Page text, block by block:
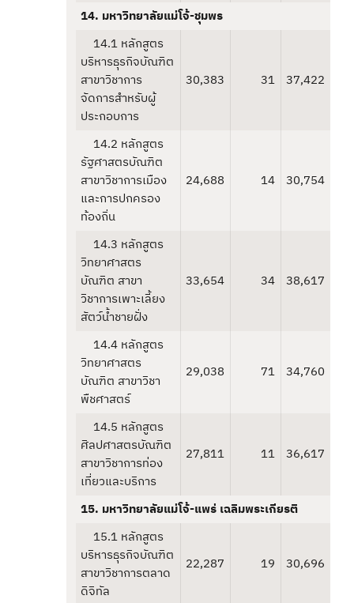
14. มหาวิทยาลัยแม่โจ้-ชุมพร
14.1 หลักสูตร
บริหารธุรกิจบัณฑิต
สาขาวิชาการ
จัดการสำหรับผู้
ประกอบการ
30,383 31 37,422
14.2 หลักสูตร
รัฐศาสตรบัณฑิต
สาขาวิชาการเมือง
และการปกครอง
ท้องถิ่น
24,688 14 30,754
14.3 หลักสูตร
วิทยาศาสตร
บัณฑิต สาขา
วิชาการเพาะเลี้ยง
สัตว์น้ำชายฝั่ง
33,654 34 38,617
14.4 หลักสูตร
วิทยาศาสตร
บัณฑิต สาขาวิชา
พืชศาสตร์
29,038 71 34,760
14.5 หลักสูตร
ศิลปศาสตรบัณฑิต
สาขาวิชาการท่อง
เที่ยวและบริการ
27,811 11 36,617
15. มหาวิทยาลัยแม่โจ้-แพร่ เฉลิมพระเกียรติ
15.1 หลักสูตร
บริหารธุรกิจบัณฑิต
สาขาวิชาการตลาด
ดิจิทัล
22,287 19 30,696